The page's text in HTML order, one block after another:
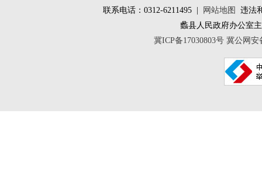
联系电话：0312-6211495 | 网站地图
违法
蠡县人民政府办公
冀ICP备17030803号 冀公网安